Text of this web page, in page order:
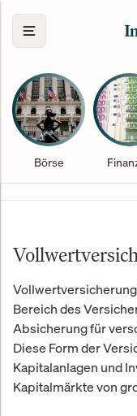
Börse
Bereich des
Absicherung für
Diese Form der
Kapitalanlagen und
Kapitalmärkte von